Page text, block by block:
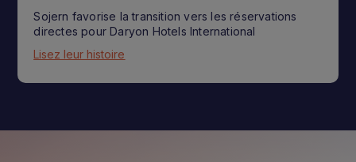
Sojern favorise la transition vers les réservations
directes pour Daryon Hotels International
Lisez leur histoire